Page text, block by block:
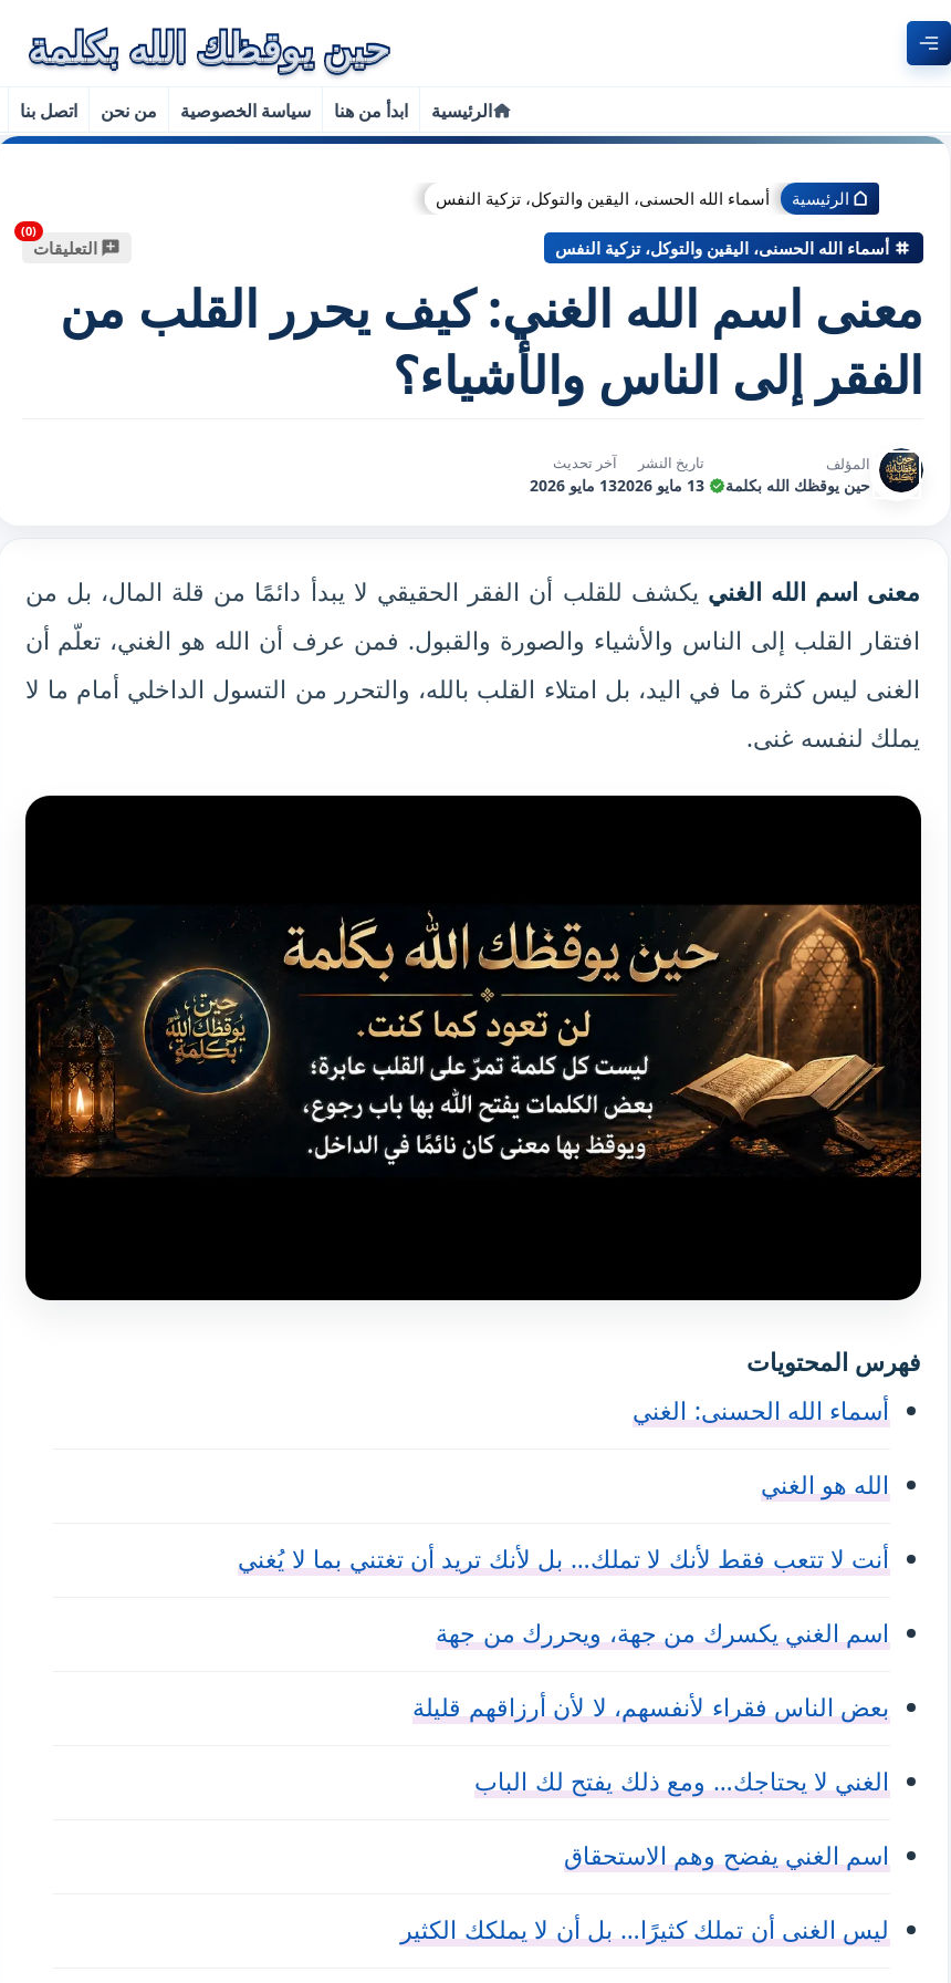
الرئيسية ابدأ من هنا سياسة الخصوصية من نحن اتصل بنا
الرئيسية أسماء الله الحسنى، اليقين والتوكل، تزكية النفس
أسماء الله الحسنى، اليقين والتوكل، تزكية النفس التعليقات
معنى اسم الله الغني: كيف يحرر القلب من
الفقر إلى الناس والأشياء؟
المؤلف
حين يوقظك الله بكلمة
تاريخ النشر
13 مايو 2026
آخر تحديث
13 مايو 2026
معنى اسم الله الغني يكشف للقلب أن الفقر الحقيقي لا يبدأ دائمًا من قلة المال، بل من
افتقار القلب إلى الناس والأشياء والصورة والقبول. فمن عرف أن الله هو الغني، تعلّم أن
الغنى ليس كثرة ما في اليد، بل امتلاء القلب بالله، والتحرر من التسول الداخلي أمام ما لا
يملك لنفسه غنى.
فهرس المحتويات
أسماء الله الحسنى: الغني
الله هو الغني
أنت لا تتعب فقط لأنك لا تملك… بل لأنك تريد أن تغتني بما لا يُغني
اسم الغني يكسرك من جهة، ويحررك من جهة
بعض الناس فقراء لأنفسهم، لا لأن أرزاقهم قليلة
الغني لا يحتاجك… ومع ذلك يفتح لك الباب
اسم الغني يفضح وهم الاستحقاق
ليس الغنى أن تملك كثيرًا… بل أن لا يملكك الكثير